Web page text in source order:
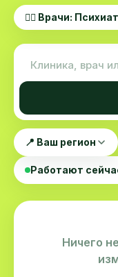
👨‍⚕️ Врачи:
📍 Ваш регион
Работают
Ничего